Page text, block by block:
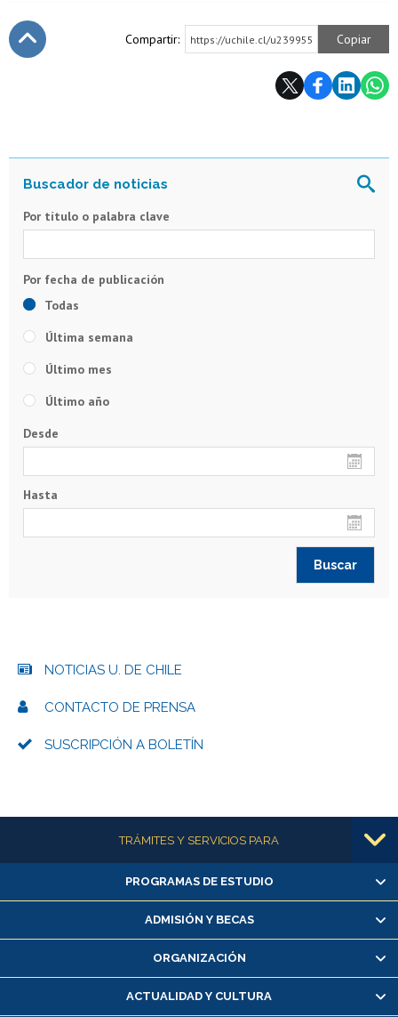
Compartir: https://uchile.cl/u239955 Copiar
Por título o palabra clave
Todas
Última semana
Último mes
Último año
Desde
Hasta
NOTICIAS U. DE CHILE
CONTACTO DE PRENSA
SUSCRIPCIÓN A BOLETÍN
Más informaciónTRÁMITES Y SERVICIOS PARA
Alumnas/os y exalumnas/os
Matrícula en línea
Inscripción y cambio de asignaturas
Consulta y certificado de notas
Servicio médico y dental
PROGRAMAS DE ESTUDIO
ADMISIÓN Y BECAS
ORGANIZACIÓN
ACTUALIDAD Y CULTURA